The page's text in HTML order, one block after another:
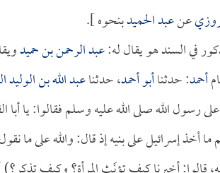
عنعبد الحميدبنحوه ].
في السند هو يقال له:عبد الرحمن بن حميد
أحمد: حدثناأبو أحمد، حدثناعبد الله بن الوليد
رسول الله صلى الله عليه وسلم فقالوا: يا أبا
أخذ إسرائيل على بنيه إذ قال: والله على ما